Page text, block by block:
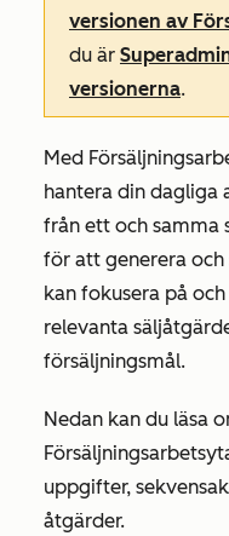
versionen av
du är
versionerna.
Med
hantera din dagliga
från ett och samma
för att generera och
kan fokusera på
relevanta
försäljningsmål.
Nedan kan du läsa
uppgifter,
åtgärder.